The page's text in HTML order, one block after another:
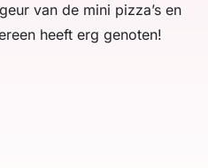
van de mini pizza’s en
heeft erg genoten!